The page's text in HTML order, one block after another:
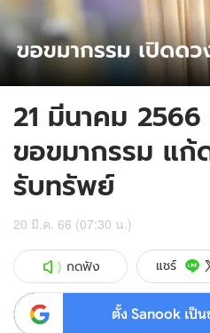
21 มีนาคม
ขอขมากรรม แก้
รับทรัพย์
20 มี.ค. 66 (07:30 น.)
กดฟัง แชร์
ตั้ง Sanook เป็